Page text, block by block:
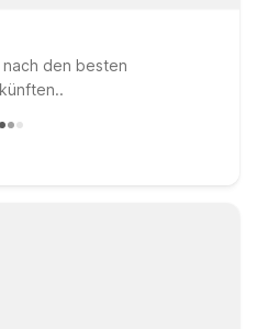
den besten